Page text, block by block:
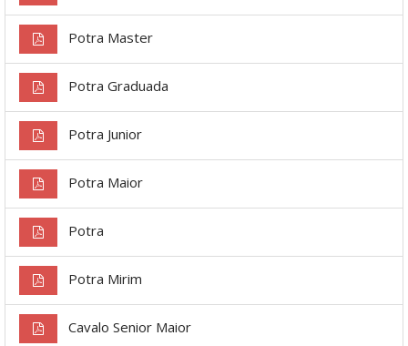
Potra Master
Potra Graduada
Potra Junior
Potra Maior
Potra
Potra Mirim
Cavalo Senior Maior